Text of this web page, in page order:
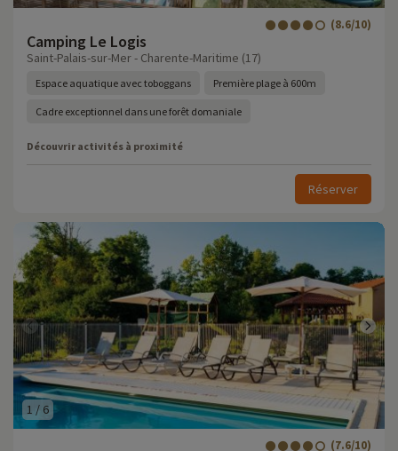
Camping Le Logis
(8.6/10)
Saint-Palais-sur-Mer - Charente-Maritime (17)
Espace aquatique avec toboggans Première plage à 600m
Cadre exceptionnel dans une forêt domaniale
Découvrir activités à proximité
Réserver
1 / 6
(7.6/10)